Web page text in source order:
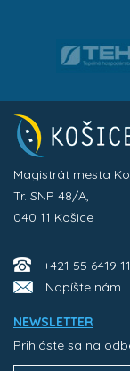
Magistrát mesta
Tr. SNP 48/A,
040 11 Košice
+421 55 6419
Napíšte nám
NEWSLETTER
Prihláste sa na